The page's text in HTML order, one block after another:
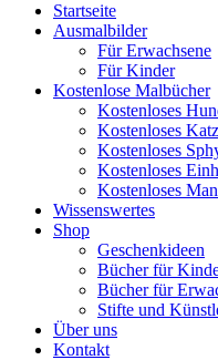
Startseite
Ausmalbilder
Für Erwachsene
Für Kinder
Kostenlose Malbücher
Kostenloses
Kostenloses
Kostenloses
Kostenloses
Kostenloses
Wissenswertes
Shop
Geschenkideen
Bücher für
Bücher für
Stifte und
Über uns
Kontakt